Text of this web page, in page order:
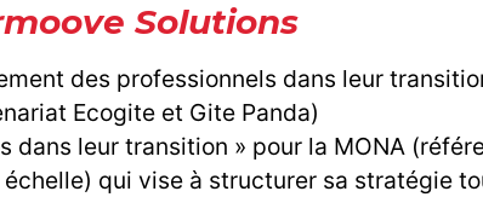
Solutions
des professionnels dans leur
Ecogite et Gite Panda)
leur transition » pour la MONA
qui vise à structurer sa stratégie